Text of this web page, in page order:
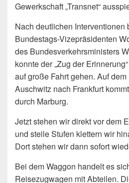
Gewerkschaft „Transnet“
Nach deutlichen
Bundestags-Vizepräsidenten
des Bundesverkehrsministers
konnte der „Zug der
auf große Fahrt gehen. Auf
Auschwitz nach Frankfurt
durch Marburg.
Jetzt stehen wir direkt vor dem
und steile Stufen klettern wir
Dort stehen wir dann sofort
Bei dem Waggon handelt es
Reisezugwagen mit Abteilen.